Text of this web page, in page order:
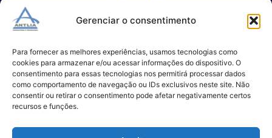
Gerenciar o consentimento
Para fornecer as melhores experiências, usamos tecnologias como
cookies para armazenar e/ou acessar informações do dispositivo. O
consentimento para essas tecnologias nos permitirá processar dados
como comportamento de navegação ou IDs exclusivos neste site. Não
consentir ou retirar o consentimento pode afetar negativamente certos
recursos e funções.
TI.
(11) 3017-0999